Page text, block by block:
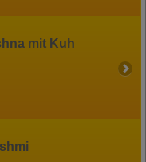
mit Kuh